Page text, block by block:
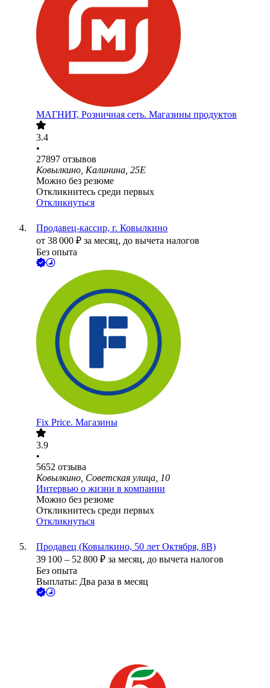
МАГНИТ, Розничная сеть. Магазины продуктов
3.4
•
27897 отзывов
Ковылкино, Калинина, 25Е
Можно без резюме
Откликнитесь среди первых
Откликнуться
Продавец-кассир, г. Ковылкино
от 38 000 ₽ за месяц, до вычета налогов
Без опыта
Fix Price. Магазины
3.9
•
5652 отзыва
Ковылкино, Советская улица, 10
Интервью о жизни в компании
Можно без резюме
Откликнитесь среди первых
Откликнуться
Продавец (Ковылкино, 50 лет Октября, 8В)
39 100 – 52 800 ₽ за месяц, до вычета налогов
Без опыта
Выплаты: Два раза в месяц